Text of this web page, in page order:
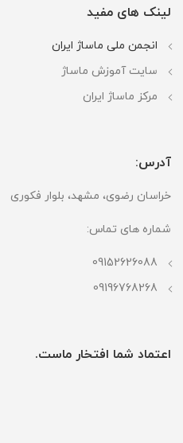
لینک های مفید
انجمن ملی ماساژ ایران
سایت آموزش ماساژ
مرکز ماساژ ایران
آدرس:
خراسان رضوی، مشهد، بلوار فکوری
شماره های تماس:
09152626088
09196768268
اعتماد شما افتخار ماست.